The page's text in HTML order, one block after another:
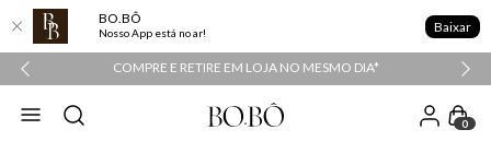
BO.BÔ
Nosso App está no ar! Baixar
COMPRE E RETIRE EM LOJA NO MESMO DIA*
0